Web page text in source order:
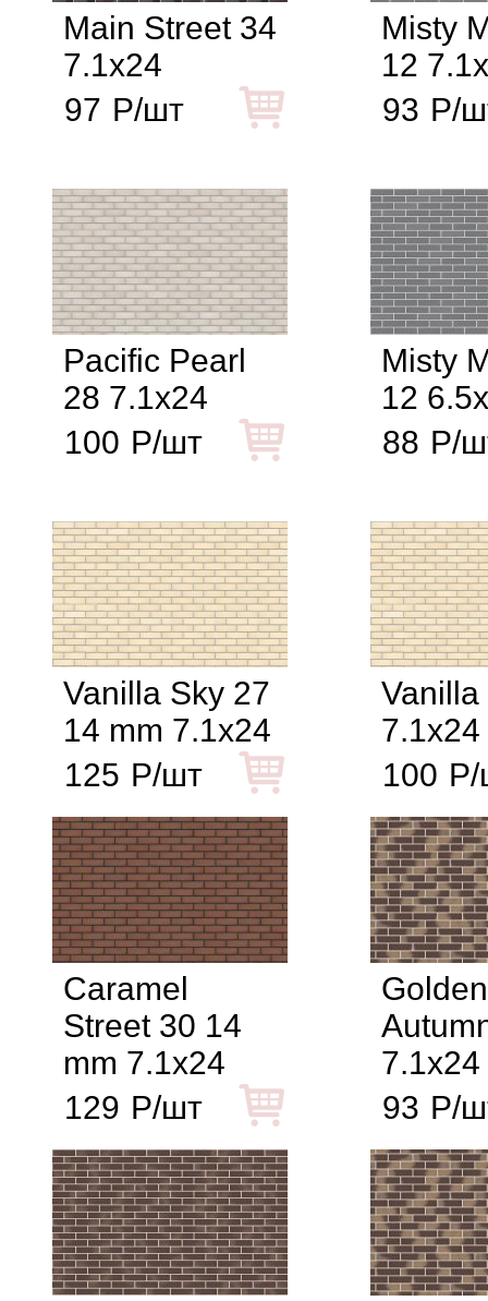
Main Street 34
7.1x24
97 Р/шт
Misty
12
93 Р/
Pacific Pearl
28 7.1x24
100 Р/шт
Misty
12
88 Р/
Vanilla Sky 27
14 mm 7.1x24
125 Р/шт
Vanilla
7.1x24
100 Р/
Caramel
Street 30 14
mm 7.1x24
129 Р/шт
Golden
7.1x24
93 Р/